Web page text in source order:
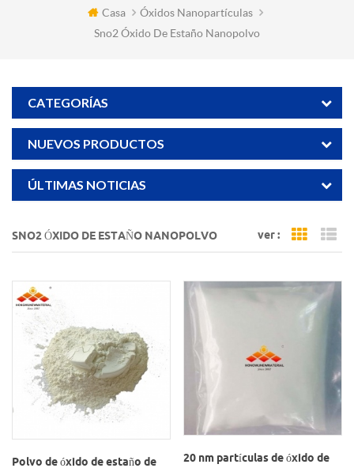
Casa
Óxidos Nanopartículas
Sno2 Óxido De Estaño Nanopolvo
CATEGORÍAS
NUEVOS PRODUCTOS
ÚLTIMAS NOTICIAS
SNO2 ÓXIDO DE ESTAÑO NANOPOLVO ver : Grid
Polvo de óxido de estaño de
20 nm partículas de óxido de